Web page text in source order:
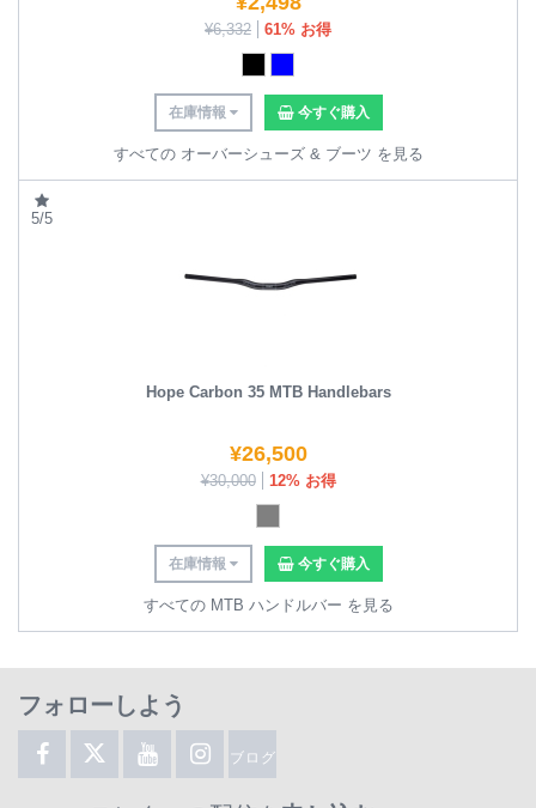
¥6,332 61% お得
在庫情報 今すぐ購入
すべての オーバーシューズ & ブーツ を見る
5/5
Hope Carbon 35 MTB Handlebars
¥26,500
¥30,000 12% お得
在庫情報 今すぐ購入
すべての MTB ハンドルバー を見る
フォローしよう
ブログ